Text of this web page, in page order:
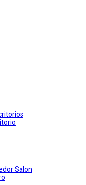
Salon